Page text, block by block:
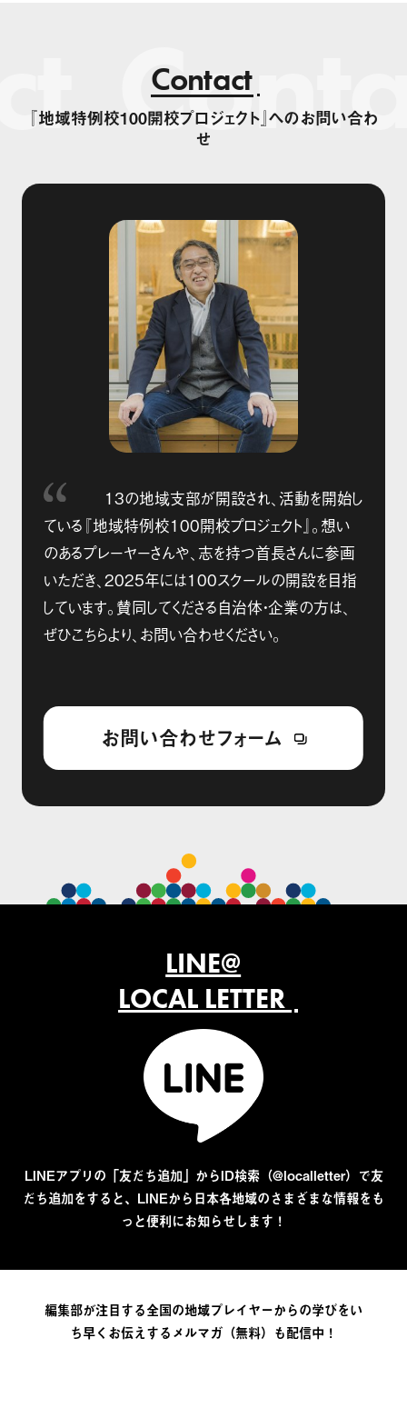
Contact
『地域特例校100開校プロジェクト』へのお問い合わ
せ
13の地域支部が開設され、活動を開始し
ている『地域特例校100開校プロジェクト』。想い
のあるプレーヤーさんや、志を持つ首長さんに参画
いただき、2025年には100スクールの開設を目指
しています。賛同してくださる自治体・企業の方は、
ぜひこちらより、お問い合わせください。
お問い合わせフォーム
LINE@
LOCAL LETTER
LINEアプリの「友だち追加」からID検索（@localletter）で友
だち追加をすると、LINEから日本各地域のさまざまな情報をも
っと便利にお知らせします！
編集部が注目する全国の地域プレイヤーからの学びをい
ち早くお伝えするメルマガ（無料）も配信中！